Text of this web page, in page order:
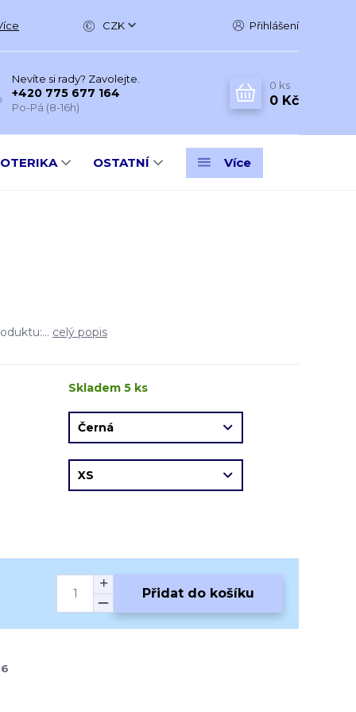
CZK Přihlášení
Nevíte si rady? Zavolejte.
+420 775 677 164
Po-Pá (8-16h)
0 ks
0 Kč
OSTATNÍ Více
celý popis
Skladem 5 ks
Přidat do košíku